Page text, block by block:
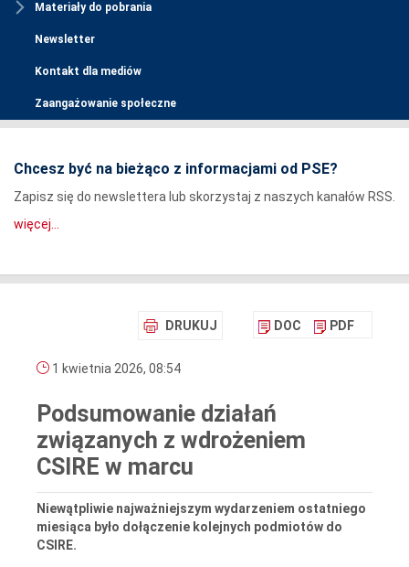
Materiały do pobrania
Newsletter
Kontakt dla mediów
Zaangażowanie społeczne
Chcesz być na bieżąco z informacjami od PSE?
Zapisz się do newslettera lub skorzystaj z naszych kanałów RSS.
więcej...
DRUKUJ DOC PDF
1 kwietnia 2026, 08:54
Podsumowanie działań
związanych z wdrożeniem
CSIRE w marcu
Niewątpliwie najważniejszym wydarzeniem ostatniego
miesiąca było dołączenie kolejnych podmiotów do
CSIRE.